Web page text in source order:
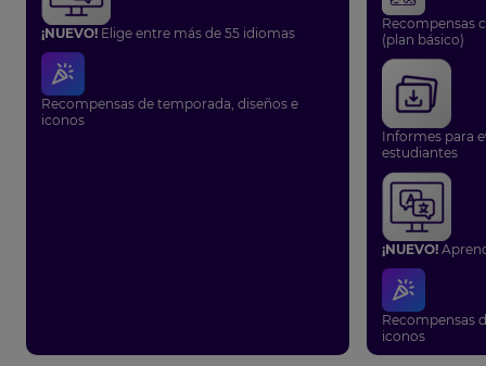
¡NUEVO! Elige entre más de 55 idiomas
Recompensas de temporada, diseños e
iconos
Recompensas
(plan básico)
Informes para
estudiantes
¡NUEVO!
Recompensas
iconos